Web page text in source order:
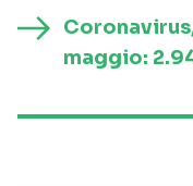
maggio: